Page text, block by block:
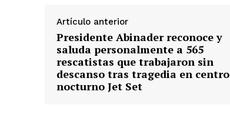
Artículo anterior
Presidente Abinader reconoce y
saluda personalmente a 565
rescatistas que trabajaron sin
descanso tras tragedia en centro
nocturno Jet Set